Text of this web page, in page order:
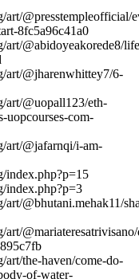
art/@presstempleofficial/
8fc5a96c41a0
art/@abidoyeakorede8/
art/@jharenwhittey7/6-
art/@uopall123/eth-
uopcourses-com-
art/@jafarnqi/i-am-
index.php?p=15
index.php?p=3
@bhutani.mehak11/
art/
art/the-haven/come-do-
of-water-